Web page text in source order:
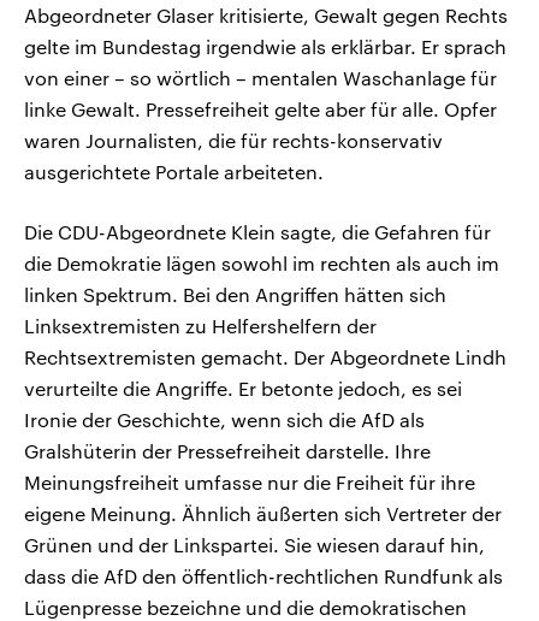
Abgeordneter Glaser kritisierte, Gewalt gegen Rechts
gelte im Bundestag irgendwie als erklärbar. Er sprach
von einer – so wörtlich – mentalen Waschanlage für
linke Gewalt. Pressefreiheit gelte aber für alle. Opfer
waren Journalisten, die für rechts-konservativ
ausgerichtete Portale arbeiteten.
Die CDU-Abgeordnete Klein sagte, die Gefahren für
die Demokratie lägen sowohl im rechten als auch im
linken Spektrum. Bei den Angriffen hätten sich
Linksextremisten zu Helfershelfern der
Rechtsextremisten gemacht. Der Abgeordnete Lindh
verurteilte die Angriffe. Er betonte jedoch, es sei
Ironie der Geschichte, wenn sich die AfD als
Gralshüterin der Pressefreiheit darstelle. Ihre
Meinungsfreiheit umfasse nur die Freiheit für ihre
eigene Meinung. Ähnlich äußerten sich Vertreter der
Grünen und der Linkspartei. Sie wiesen darauf hin,
dass die AfD den öffentlich-rechtlichen Rundfunk als
Lügenpresse bezeichne und die demokratischen